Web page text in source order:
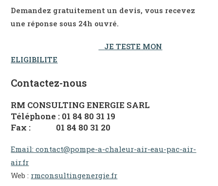
Demandez gratuitement un devis, vous recevez
une réponse sous 24h ouvré.
JE TESTE MON
ELIGIBILITE
Contactez-nous
RM CONSULTING ENERGIE SARL
Téléphone : 01 84 80 31 19
Fax : 01 84 80 31 20
Email: contact@pompe-a-chaleur-air-eau-pac-air-
air.fr
Web : rmconsultingenergie.fr